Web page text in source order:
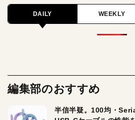
DAILY WEEKLY
編集部のおすすめ
半信半疑。100均・